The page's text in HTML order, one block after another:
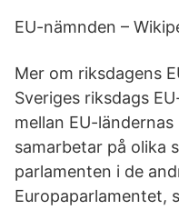
EU-nämnden –
Mer om riksdagens
Sveriges riksdags
mellan EU-
samarbetar på olika
parlamenten i de
Europaparlamentet,